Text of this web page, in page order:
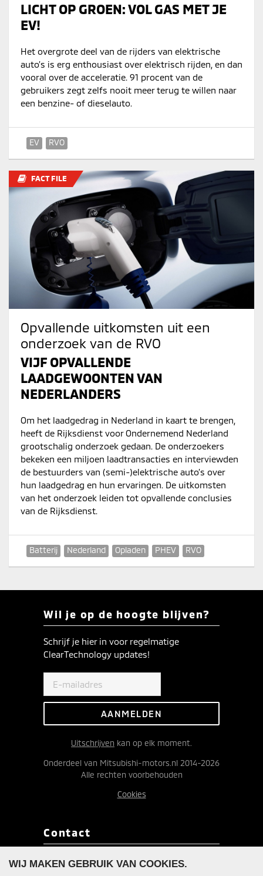
LICHT OP GROEN: VOL GAS MET JE
EV!
Het overgrote deel van de rijders van elektrische
auto’s is erg enthousiast over elektrisch rijden, en dan
vooral over de acceleratie. 91 procent van de
gebruikers zegt zelfs nooit meer terug te willen naar
een benzine- of dieselauto.
EV RVO
FACT FILE
Opvallende uitkomsten uit een
onderzoek van de RVO
VIJF OPVALLENDE
LAADGEWOONTEN VAN
NEDERLANDERS
Om het laadgedrag in Nederland in kaart te brengen,
heeft de Rijksdienst voor Ondernemend Nederland
grootschalig onderzoek gedaan. De onderzoekers
bekeken een miljoen laadtransacties en interviewden
de bestuurders van (semi-)elektrische auto’s over
hun laadgedrag en hun ervaringen. De uitkomsten
van het onderzoek leiden tot opvallende conclusies
van de Rijksdienst.
Batterij Nederland Opladen PHEV RVO
Wil je op de hoogte blijven?
Schrijf je hier in voor regelmatige
ClearTechnology updates!
Uitschrijven kan op elk moment.
Onderdeel van Mitsubishi-motors.nl 2014-2026
Alle rechten voorbehouden
Cookies
Contact
Redactie ClearTechnology
WIJ MAKEN GEBRUIK VAN COOKIES.